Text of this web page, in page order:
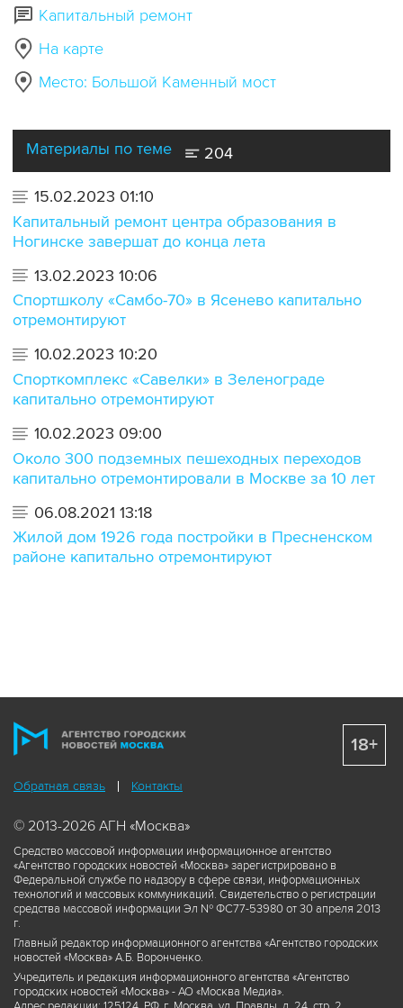
Капитальный ремонт
На карте
Место: Большой Каменный мост
Материалы по теме 204
15.02.2023 01:10
Капитальный ремонт центра образования в
Ногинске завершат до конца лета
13.02.2023 10:06
Спортшколу «Самбо-70» в Ясенево капитально
отремонтируют
10.02.2023 10:20
Спорткомплекс «Савелки» в Зеленограде
капитально отремонтируют
10.02.2023 09:00
Около 300 подземных пешеходных переходов
капитально отремонтировали в Москве за 10 лет
06.08.2021 13:18
Жилой дом 1926 года постройки в Пресненском
районе капитально отремонтируют
Обратная связь Контакты
© 2013-2026 АГН «Москва»
Средство массовой информации информационное агентство
«Агентство городских новостей «Москва» зарегистрировано в
Федеральной службе по надзору в сфере связи, информационных
технологий и массовых коммуникаций. Свидетельство о регистрации
средства массовой информации Эл № ФС77-53980 от 30 апреля 2013
г.
Главный редактор информационного агентства «Агентство городских
новостей «Москва» А.Б. Воронченко.
Учредитель и редакция информационного агентства «Агентство
городских новостей «Москва» - АО «Москва Медиа».
18+